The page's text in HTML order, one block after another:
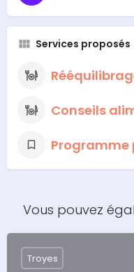
Services proposés
Vous pouvez
Troyes